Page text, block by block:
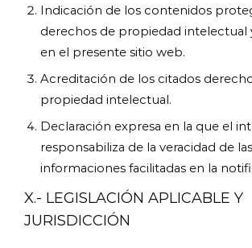
Indicación de los contenidos
derechos de propiedad intelectual
en el presente sitio web.
Acreditación de los citados
propiedad intelectual.
Declaración expresa en la que el
responsabiliza de la veracidad de las
informaciones facilitadas en la
X.- LEGISLACIÓN APLICABLE Y
JURISDICCIÓN